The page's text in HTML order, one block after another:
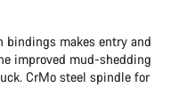
bindings makes entry and
improved mud-shedding
CrMo steel spindle for